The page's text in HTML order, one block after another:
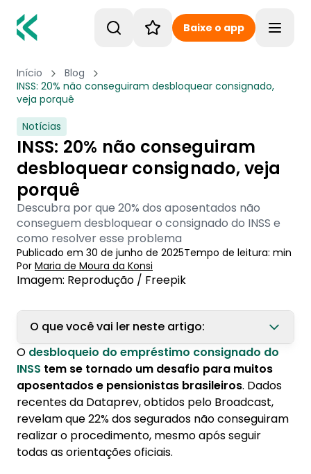
Baixe o app
Início
Blog
INSS: 20% não conseguiram desbloquear consignado,
veja porquê
Notícias
INSS: 20% não conseguiram
desbloquear consignado, veja
porquê
Descubra por que 20% dos aposentados não
conseguem desbloquear o consignado do INSS e
como resolver esse problema
Publicado em 30 de junho de 2025Tempo de leitura: min
Por Maria de Moura da Konsi
Imagem: Reprodução / Freepik
O que você vai ler neste artigo:
1. Por que tantos aposentados não
conseguem desbloquear o benefício?
1.1. Principais obstáculos identificados pelos
bancos
2. Como o INSS bloqueou os empréstimos para
O desbloqueio do empréstimo consignado do
INSS tem se tornado um desafio para muitos
aposentados e pensionistas brasileiros. Dados
recentes da Dataprev, obtidos pelo Broadcast,
revelam que 22% dos segurados não conseguiram
realizar o procedimento, mesmo após seguir
todas as orientações oficiais.